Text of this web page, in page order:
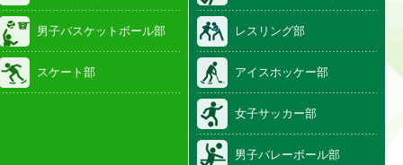
男子バスケットボール部
スケート部
レスリング部
アイスホッケー部
女子サッカー部
男子バレーボール部